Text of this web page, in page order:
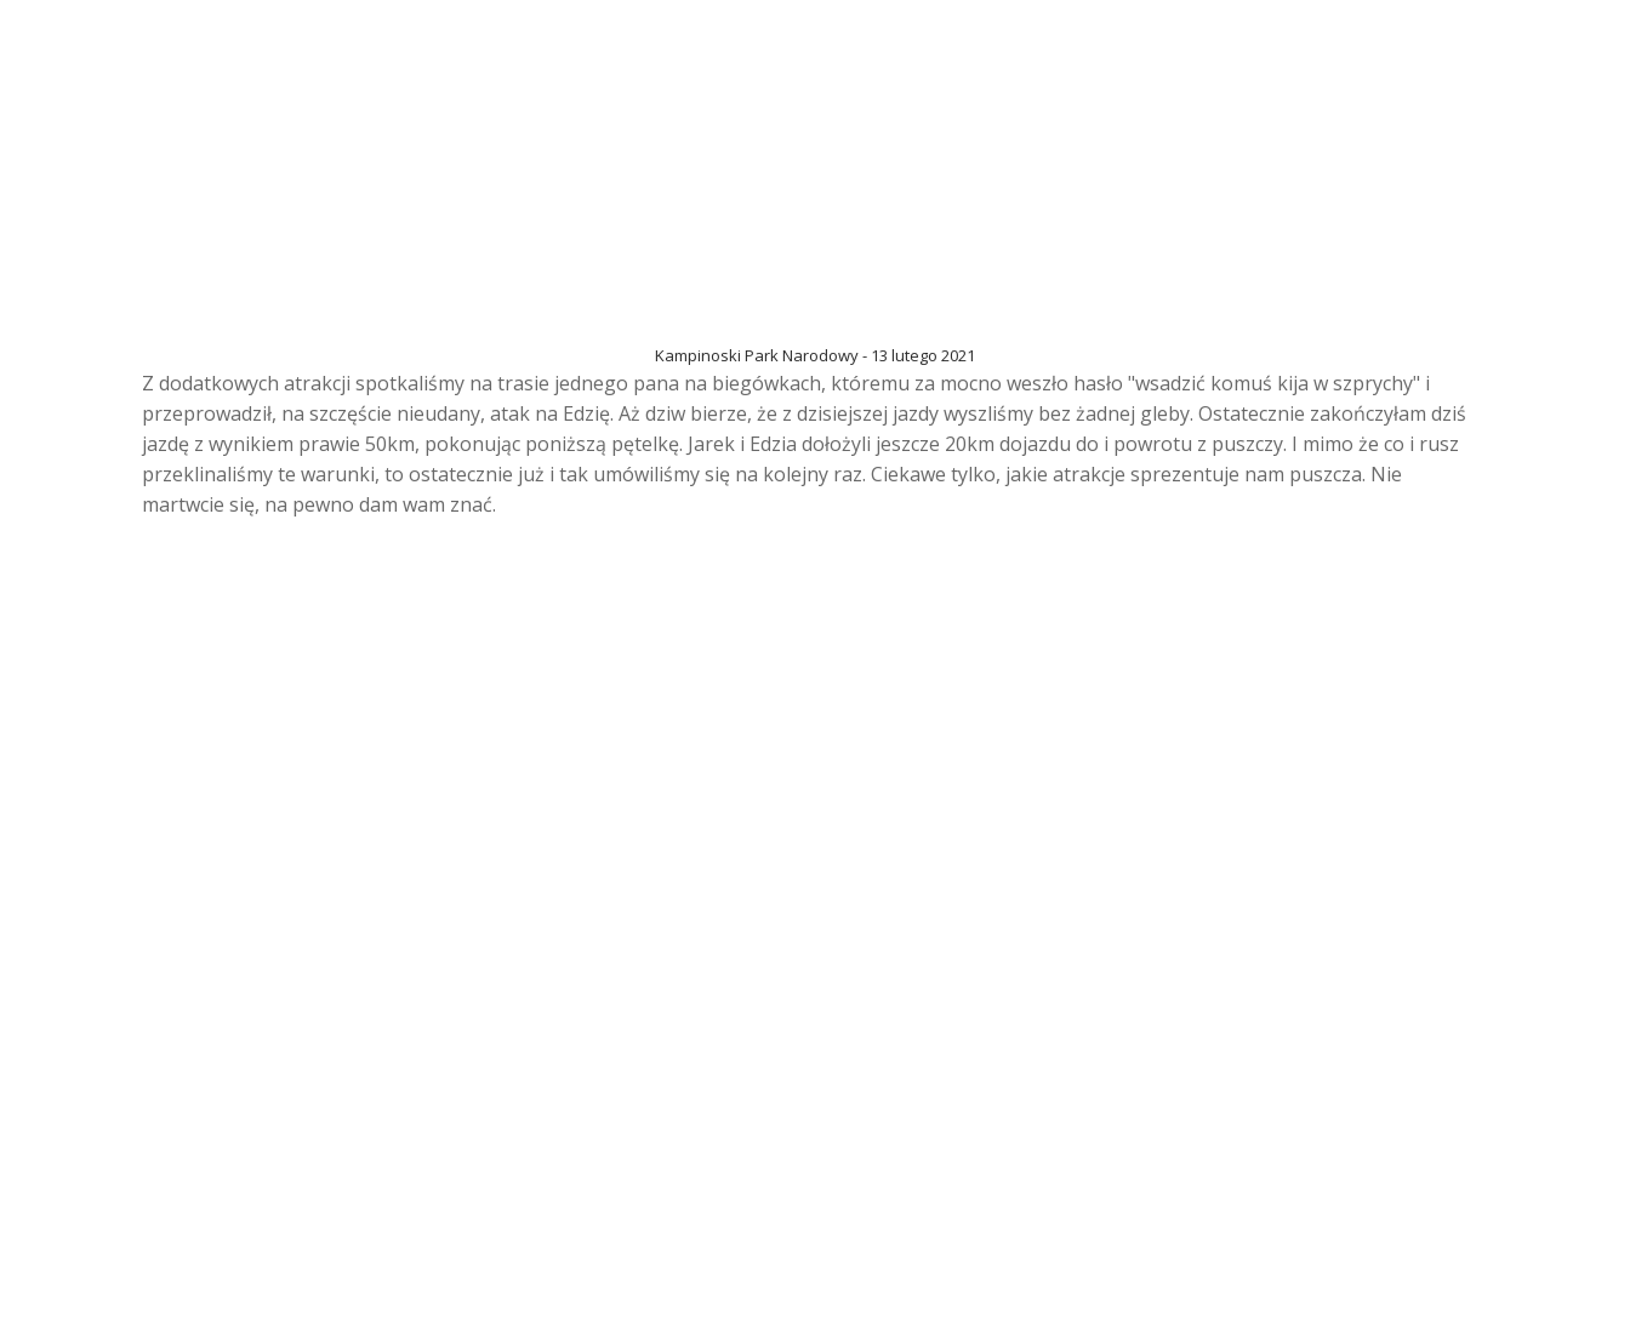
Kampinoski Park Narodowy - 13 lutego 2021
Z dodatkowych atrakcji spotkaliśmy na trasie jednego pana na biegówkach, któremu za mocno weszło hasło "wsadzić komuś kija w szprychy" i
przeprowadził, na szczęście nieudany, atak na Edzię. Aż dziw bierze, że z dzisiejszej jazdy wyszliśmy bez żadnej gleby. Ostatecznie zakończyłam dziś
jazdę z wynikiem prawie 50km, pokonując poniższą pętelkę. Jarek i Edzia dołożyli jeszcze 20km dojazdu do i powrotu z puszczy. I mimo że co i rusz
przeklinaliśmy te warunki, to ostatecznie już i tak umówiliśmy się na kolejny raz. Ciekawe tylko, jakie atrakcje sprezentuje nam puszcza. Nie
martwcie się, na pewno dam wam znać.